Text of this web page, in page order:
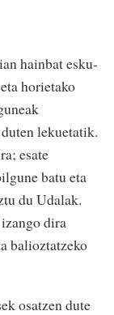
hainbat esku-
horietako
lekuetatik.
esate
batu eta
du Udalak.
dira
balioztatzeko
osatzen dute